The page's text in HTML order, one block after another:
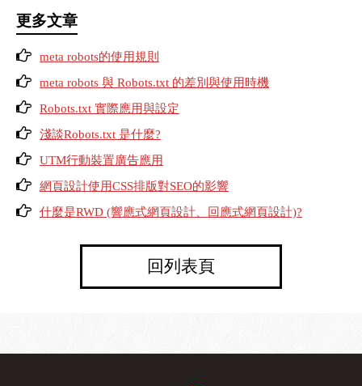
更多文章
meta robots的使用規則
meta robots 與 Robots.txt 的差別與使用時機
Robots.txt 實際應用與設定
淺談Robots.txt 是什麼?
UTM行動裝置廣告應用
網頁設計使用CSS排版對SEO的影響
什麼是RWD (響應式網頁設計、回應式網頁設計)?
回列表頁